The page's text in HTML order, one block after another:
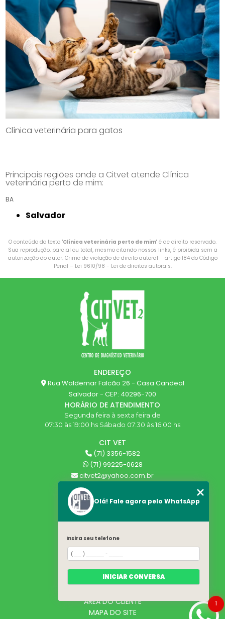
Clínica veterinária para gatos
Principais regiões onde a Citvet atende Clínica
veterinária perto de mim:
BA
Salvador
O conteúdo do texto "Clínica veterinária perto de mim" é de direito reservado.
Sua reprodução, parcial ou total, mesmo citando nossos links, é proibida sem a
autorização do autor. Crime de violação de direito autoral – artigo 184 do Código
Penal – Lei 9610/98 - Lei de direitos autorais.
ENDEREÇO
Rua Waldemar Falcão 26 - Casa Candeal
Salvador - CEP: 40296-700
HORÁRIO DE ATENDIMENTO
Segunda feira à sexta feira de
07:30 às 19:00 hs Sábado 07:30 às 16:00 hs
CIT VET
(71) 3356-1582
(71) 99225-0628
citvet2@yahoo.com.br
MENU
HOME
QUEM SOMOS
SERVIÇOS
BLOG
CONTATO
ÁREA DO CLIENTE
MAPA DO SITE
1
Olá! Fale agora pelo WhatsApp
Insira seu telefone
INICIAR CONVERSA